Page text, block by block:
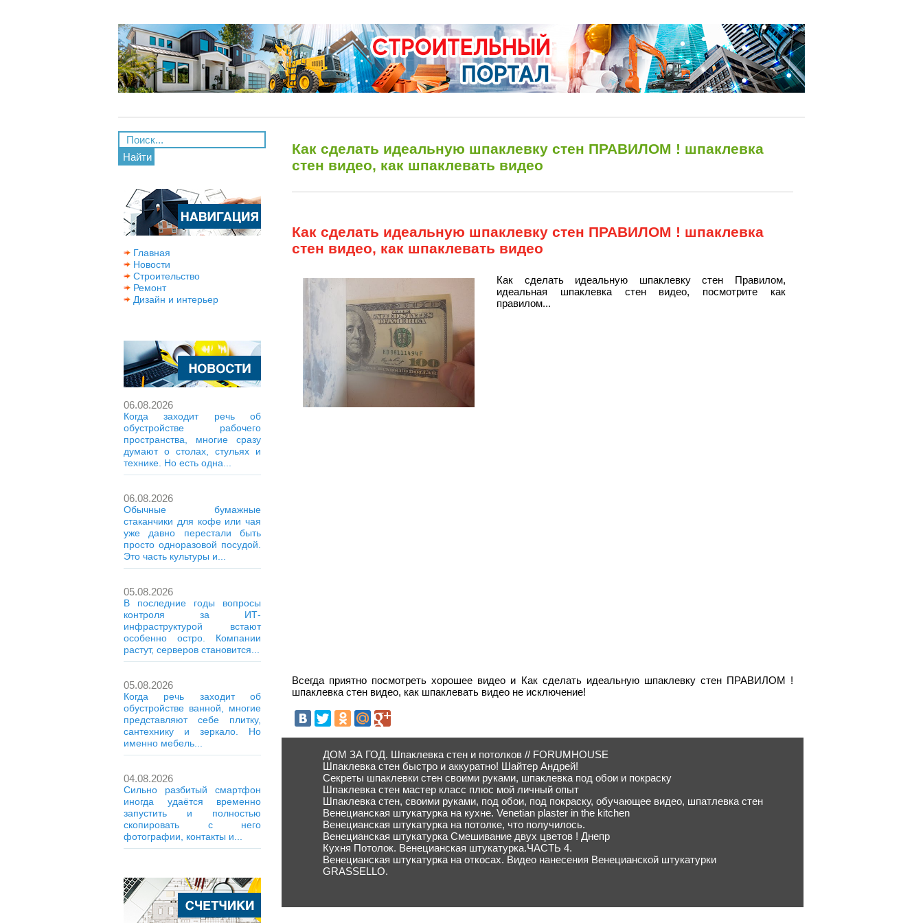
Найти
Главная
Новости
Строительство
Ремонт
Дизайн и интерьер
06.08.2026
Когда заходит речь об
обустройстве рабочего
пространства, многие сразу
думают о столах, стульях и
технике. Но есть одна...
06.08.2026
Обычные бумажные
стаканчики для кофе или чая
уже давно перестали быть
просто одноразовой посудой.
Это часть культуры и...
05.08.2026
В последние годы вопросы
контроля за ИТ-
инфраструктурой встают
особенно остро. Компании
растут, серверов становится...
05.08.2026
Когда речь заходит об
обустройстве ванной, многие
представляют себе плитку,
сантехнику и зеркало. Но
именно мебель...
04.08.2026
Сильно разбитый смартфон
иногда удаётся временно
запустить и полностью
скопировать с него
фотографии, контакты и...
Как сделать идеальную шпаклевку стен ПРАВИЛОМ ! шпаклевка
стен видео, как шпаклевать видео
Как сделать идеальную шпаклевку стен ПРАВИЛОМ ! шпаклевка
стен видео, как шпаклевать видео
Как сделать идеальную шпаклевку стен Правилом,
идеальная шпаклевка стен видео, посмотрите как
правилом...
Всегда приятно посмотреть хорошее видео и Как сделать идеальную шпаклевку стен ПРАВИЛОМ !
шпаклевка стен видео, как шпаклевать видео не исключение!
ДОМ ЗА ГОД. Шпаклевка стен и потолков // FORUMHOUSE
Шпаклевка стен быстро и аккуратно! Шайтер Андрей!
Секреты шпаклевки стен своими руками, шпаклевка под обои и покраску
Шпаклевка стен мастер класс плюс мой личный опыт
Шпаклевка стен, своими руками, под обои, под покраску, обучающее видео, шпатлевка стен
Венецианская штукатурка на кухне. Venetian plaster in the kitchen
Венецианская штукатурка на потолке, что получилось.
Венецианская штукатурка Смешивание двух цветов ! Днепр
Кухня Потолок. Венецианская штукатурка.ЧАСТЬ 4.
Венецианская штукатурка на откосах. Видео нанесения Венецианской штукатурки
GRASSELLO.